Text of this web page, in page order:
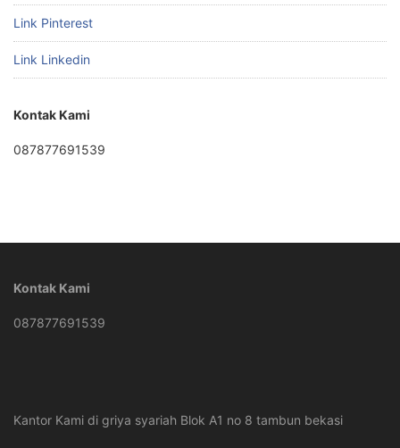
Link Pinterest
Link Linkedin
Kontak Kami
087877691539
Kontak Kami
087877691539
Kantor Kami di griya syariah Blok A1 no 8 tambun bekasi